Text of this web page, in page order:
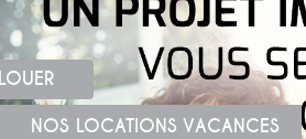
LOUER
NOS LOCATIONS VACANCES